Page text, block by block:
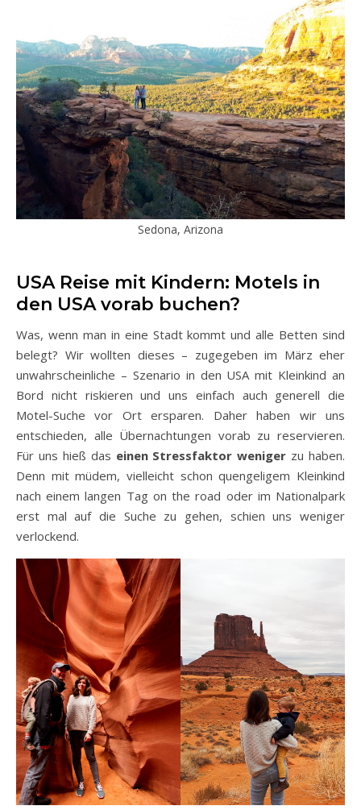
Sedona, Arizona
USA Reise mit Kindern: Motels in
den USA vorab buchen?
Was, wenn man in eine Stadt kommt und alle Betten sind
belegt? Wir wollten dieses – zugegeben im März eher
unwahrscheinliche – Szenario in den USA mit Kleinkind an
Bord nicht riskieren und uns einfach auch generell die
Motel-Suche vor Ort ersparen. Daher haben wir uns
entschieden, alle Übernachtungen vorab zu reservieren.
Für uns hieß das einen Stressfaktor weniger zu haben.
Denn mit müdem, vielleicht schon quengeligem Kleinkind
nach einem langen Tag on the road oder im Nationalpark
erst mal auf die Suche zu gehen, schien uns weniger
verlockend.